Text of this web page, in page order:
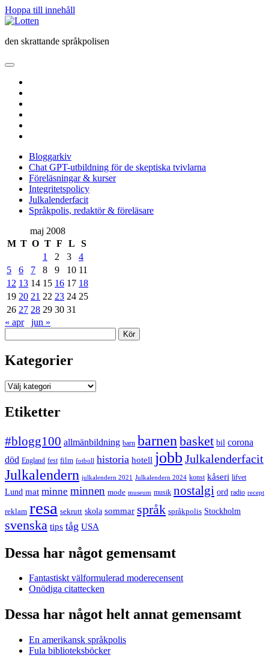
Hoppa till innehåll
Lotten
den skrattande språkpolisen
öppna
meny
Bloggarkiv
Chat GPT-utbildning för de skeptiska tvivlarna
Föreläsningar & kurser
Integritetspolicy
Julkalenderfacit
Språkpolis, redaktör & föreläsare
Sidopanel
maj 2008
M T O T F L
S
1
2 3
4
5
6 7 8 9 10 11
12 13 14 15 16 17 18
19 20 21 22 23 24 25
26 27 28 29 30 31
« apr
jun »
Kategorier
Kategorier
Etiketter
#blogg100 allmänbildning barn barnen basket bil corona
död England fest film fotboll historia hotell jobb Julkalenderfacit
Julkalendern julkalendern 2021 Julkalendern 2024 konst kåseri lifvet
Lund mat minne minnen mode museum musik nostalgi ord radio recept
reklam resa sekrutt skola sommar språk språkpolis Stockholm
svenska tips tåg USA
Dessa har något gemensamt
Fantastiskt välformulerad moderecensent
Onödiga citattecken
Dessa har något helt annat gemensamt
En amerikansk språkpolis
Fula biblioteksböcker